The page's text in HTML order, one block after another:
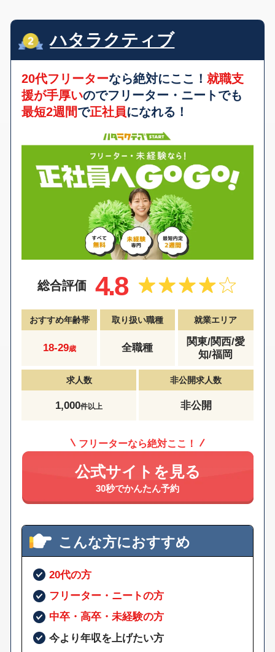
ハタラクティブ
20代フリーターなら絶対にここ！就職支
援が手厚いのでフリーター・ニートでも
最短2週間で正社員になれる！
総合評価 4.8
おすすめ年齢帯
18-29歳
取り扱い職種
全職種
就業エリア
関東/関西/愛
知/福岡
求人数
1,000件以上
非公開求人数
非公開
フリーターなら絶対ここ！
公式サイトを見る
30秒でかんたん予約
こんな方におすすめ
20代の方
フリーター・ニートの方
中卒・高卒・未経験の方
今より年収を上げたい方